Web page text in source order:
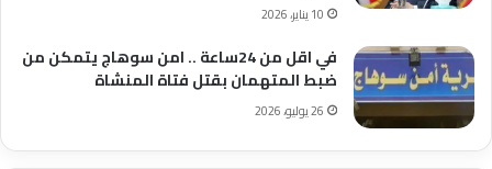
10 يناير، 2026
في اقل من 24ساعة .. امن سوهاج يتمكن من
ضبط المتهمان بقتل فتاة المنشاة
26 يوليو، 2026